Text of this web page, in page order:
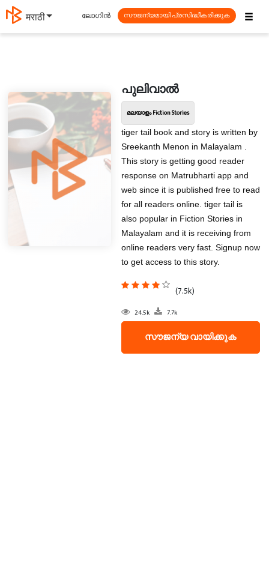
मराठी ☰
ലോഗിൻ സൗജന്യമായി പ്രസിദ്ധീകരിക്കുക
പുലിവാൽ
മലയാളം Fiction Stories
tiger tail book and story is written by
Sreekanth Menon in Malayalam .
This story is getting good reader
response on Matrubharti app and
web since it is published free to read
for all readers online. tiger tail is
also popular in Fiction Stories in
Malayalam and it is receiving from
online readers very fast. Signup now
to get access to this story.
(7.5k)
24.5k 7.7k
സൗജന്യ വായിക്കുക